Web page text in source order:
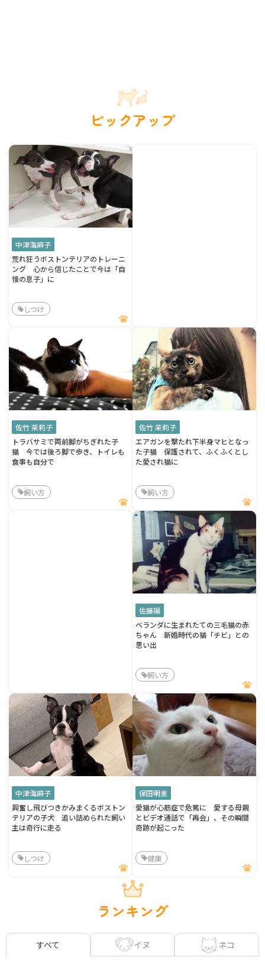
ピックアップ
中津海麻子
荒れ狂うボストンテリアのトレーニ
ング 心から信じたことで今は「自
慢の息子」に
しつけ
佐竹 茉莉子
トラバサミで両前脚がちぎれた子
猫 今では後ろ脚で歩き、トイレも
食事も自分で
飼い方
佐竹 茉莉子
エアガンを撃たれ下半身マヒとなっ
た子猫 保護されて、ふくふくとし
た愛され猫に
飼い方
佐藤陽
ベランダに生まれたての三毛猫の赤
ちゃん 新婚時代の猫「チビ」との
思い出
飼い方
中津海麻子
興奮し飛びつきかみまくるボストン
テリアの子犬 追い詰められた飼い
主は奇行に走る
しつけ
保田明恵
愛猫が心筋症で危篤に 愛する母親
とビデオ通話で「再会」、その瞬間
奇跡が起こった
健康
ランキング
すべて イヌ ネコ